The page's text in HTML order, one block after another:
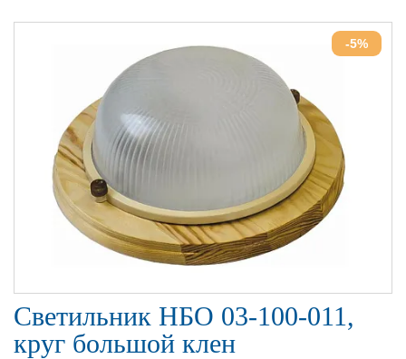
-5%
Светильник НБО 03-100-011,
круг большой клен